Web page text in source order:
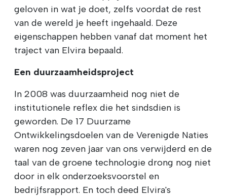
geloven in wat je doet, zelfs voordat de rest
van de wereld je heeft ingehaald. Deze
eigenschappen hebben vanaf dat moment het
traject van Elvira bepaald.
Een duurzaamheidsproject
In 2008 was duurzaamheid nog niet de
institutionele reflex die het sindsdien is
geworden. De 17 Duurzame
Ontwikkelingsdoelen van de Verenigde Naties
waren nog zeven jaar van ons verwijderd en de
taal van de groene technologie drong nog niet
door in elk onderzoeksvoorstel en
bedrijfsrapport. En toch deed Elvira's